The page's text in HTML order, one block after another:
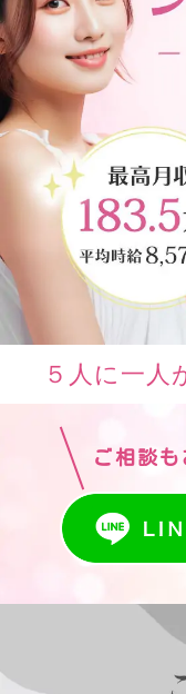
５人に一人
ご相談